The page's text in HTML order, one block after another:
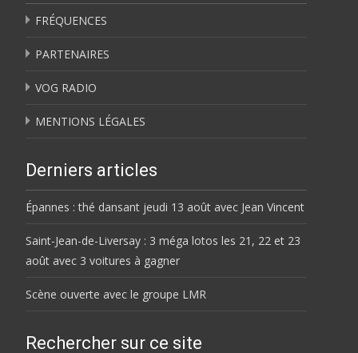
FRÉQUENCES
PARTENAIRES
VOG RADIO
MENTIONS LÉGALES
Derniers articles
Épannes : thé dansant jeudi 13 août avec Jean Vincent
Saint-Jean-de-Liversay : 3 méga lotos les 21, 22 et 23
août avec 3 voitures à gagner
Scène ouverte avec le groupe LMR
Rechercher sur ce site